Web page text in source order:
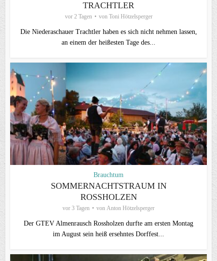
TRACHTLER
vor 2 Tagen von Toni Hötzelsperger
Die Niederaschauer Trachtler haben es sich nicht nehmen lassen,
an einem der heißesten Tage des...
Brauchtum
SOMMERNACHTSTRAUM IN
ROSSHOLZEN
vor 3 Tagen von Anton Hötzelsperger
Der GTEV Almenrausch Rossholzen durfte am ersten Montag
im August sein heiß ersehntes Dorffest...